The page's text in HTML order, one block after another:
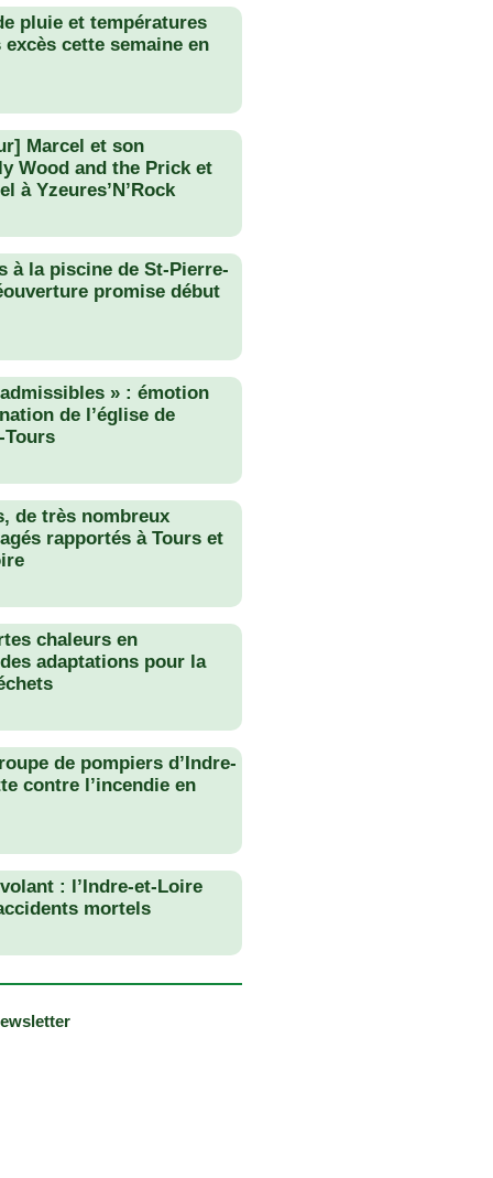
pluie et températures
cette semaine en
Marcel et son
Wood and the Prick et
à Yzeures’N’Rock
à la piscine de St-Pierre-
promise début
» : émotion
de l’église de
Tours
de très nombreux
rapportés à Tours et
chaleurs en
adaptations pour la
de pompiers d’Indre-
contre l’incendie en
: l’Indre-et-Loire
mortels